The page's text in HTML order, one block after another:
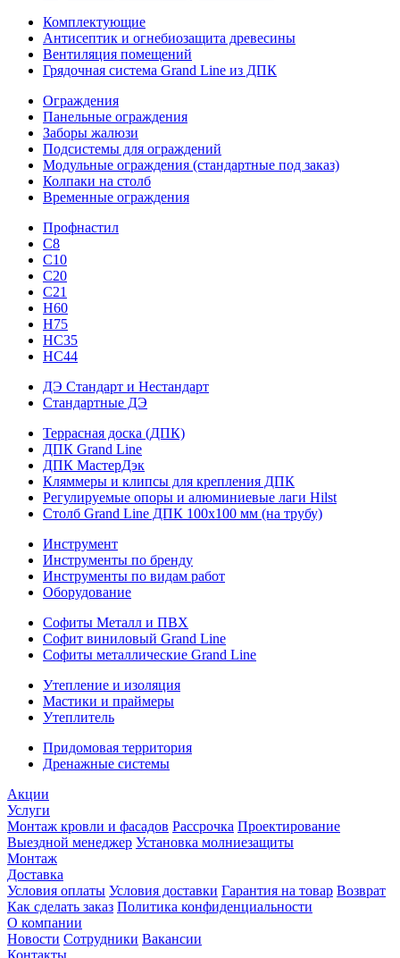
Комплектующие
Антисептик и огнебиозащита древесины
Вентиляция помещений
Грядочная система Grand Line из ДПК
Ограждения
Панельные ограждения
Заборы жалюзи
Подсистемы для ограждений
Модульные ограждения (стандартные под заказ)
Колпаки на столб
Временные ограждения
Профнастил
С8
С10
С20
С21
H60
H75
HС35
НС44
ДЭ Стандарт и Нестандарт
Стандартные ДЭ
Террасная доска (ДПК)
ДПК Grand Line
ДПК МастерДэк
Кляммеры и клипсы для крепления ДПК
Регулируемые опоры и алюминиевые лаги Hilst
Столб Grand Line ДПК 100х100 мм (на трубу)
Инструмент
Инструменты по бренду
Инструменты по видам работ
Оборудование
Софиты Металл и ПВХ
Софит виниловый Grand Line
Софиты металлические Grand Line
Утепление и изоляция
Мастики и праймеры
Утеплитель
Придомовая территория
Дренажные системы
Акции
Услуги
Монтаж кровли и фасадов Рассрочка Проектирование
Выездной менеджер Установка молниезащиты
Монтаж
Доставка
Условия оплаты Условия доставки Гарантия на товар Возврат
Как сделать заказ Политика конфиденциальности
О компании
Новости Сотрудники Вакансии
Контакты